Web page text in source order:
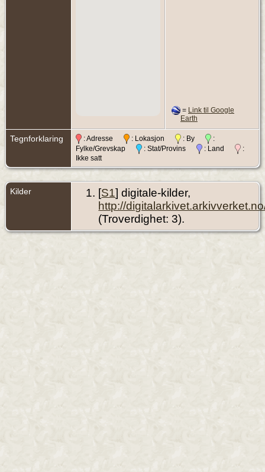
= Link til Google
Earth
Tegnforklaring : Adresse : Lokasjon : By
:
Fylke/Grevskap
: Stat/Provins : Land
:
Ikke satt
Kilder [S1] digitale-kilder,
http://
(Troverdighet: 3).